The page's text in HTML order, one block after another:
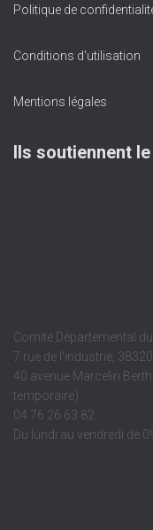
Politique de
Conditions d'utilisation
Mentions légales
Ils soutiennent le
Comité Départemental
7 rue de l'industrie,
40 avenue Marcelin
temporaire)
04 76 26 63 82
Du lundi au vendredi de